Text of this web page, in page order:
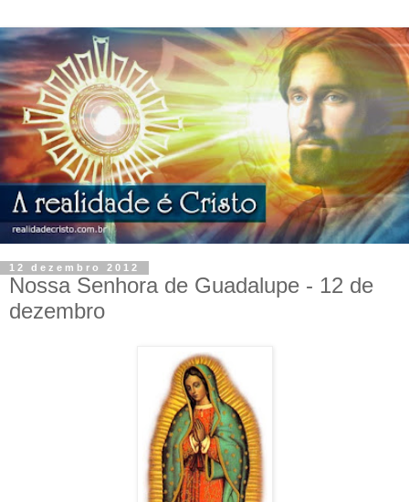
12 dezembro 2012
Nossa Senhora de Guadalupe - 12 de
dezembro